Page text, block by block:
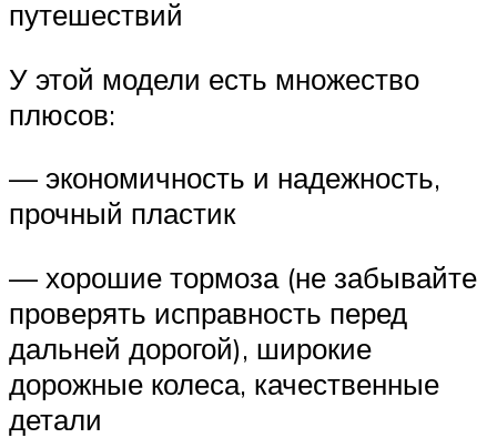
путешествий
У этой модели есть множество
плюсов:
— экономичность и надежность,
прочный пластик
— хорошие тормоза (не забывайте
проверять исправность перед
дальней дорогой), широкие
дорожные колеса, качественные
детали